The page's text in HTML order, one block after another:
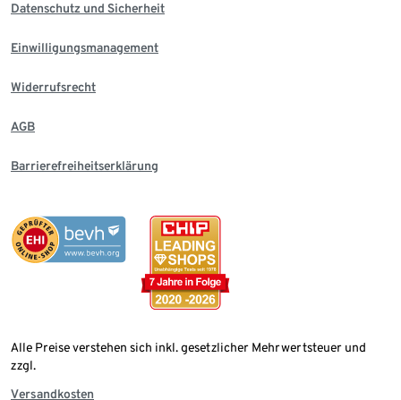
Datenschutz und Sicherheit
Einwilligungsmanagement
Widerrufsrecht
AGB
Barrierefreiheitserklärung
Alle Preise verstehen sich inkl. gesetzlicher Mehrwertsteuer und
zzgl.
Versandkosten